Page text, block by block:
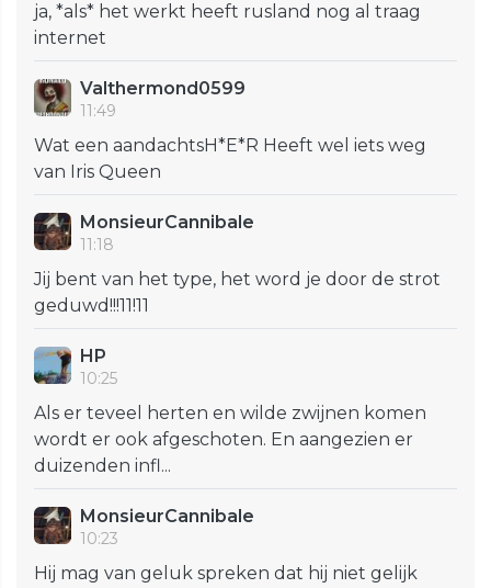
ja, *als* het werkt heeft rusland nog al traag
internet
Valthermond0599
11:49
Wat een aandachtsH*E*R Heeft wel iets weg
van Iris Queen
MonsieurCannibale
11:18
Jij bent van het type, het word je door de strot
geduwd!!!11!11
HP
10:25
Als er teveel herten en wilde zwijnen komen
wordt er ook afgeschoten. En aangezien er
duizenden infl...
MonsieurCannibale
10:23
Hij mag van geluk spreken dat hij niet gelijk